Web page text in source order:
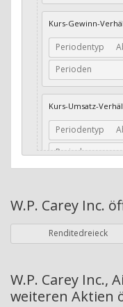
Current Ratio
Long-Term Debt
Dividenden-Check
Stabiles
Stabiles
Stabiles Absolutes
Dividendenrendite
Adj.
Kurs-Gewinn-
Periodentyp
Perioden
Kurs-Umsatz-
Periodentyp
Perioden
Währung
Periodentyp
Perioden
W.P. Carey Inc.
Renditedreieck
W.P. Carey Inc.,
weiteren Aktien